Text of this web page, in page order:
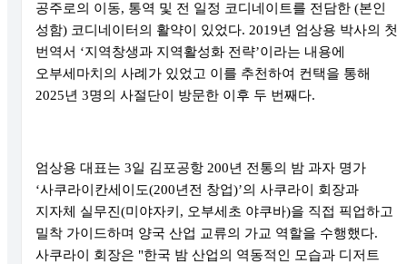
공주로의 이동, 통역 및 전 일정 코디네이트를 전담한 (본인
성함) 코디네이터의 활약이 있었다. 2019년 엄상용 박사의 첫
번역서 ‘지역창생과 지역활성화 전략’이라는 내용에
오부세마치의 사례가 있었고 이를 추천하여 컨택을 통해
2025년 3명의 사절단이 방문한 이후 두 번째다.
엄상용 대표는 3일 김포공항 200년 전통의 밤 과자 명가
‘사쿠라이칸세이도(200년전 창업)’의 사쿠라이 회장과
지자체 실무진(미야자키, 오부세초 야쿠바)을 직접 픽업하고
밀착 가이드하며 양국 산업 교류의 가교 역할을 수행했다.
사쿠라이 회장은 "한국 밤 산업의 역동적인 모습과 디저트